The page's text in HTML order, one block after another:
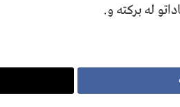
له برکته و.